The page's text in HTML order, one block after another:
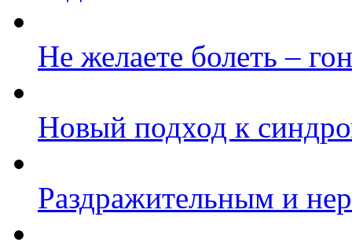
Не желаете болеть –
Новый подход к
Раздражительным и